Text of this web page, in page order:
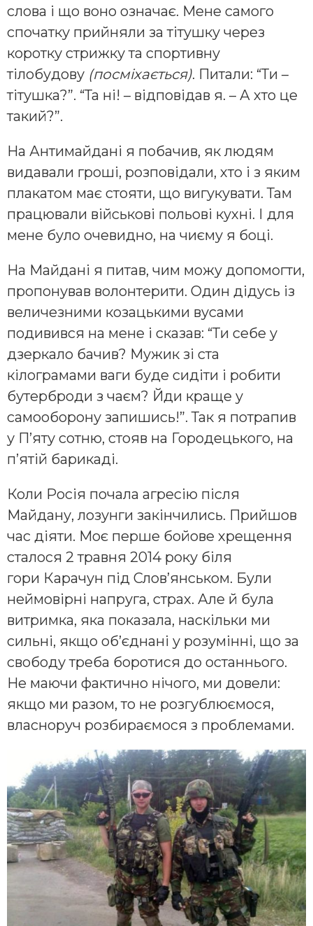
слова і що воно означає. Мене самого
спочатку прийняли за тітушку через
коротку стрижку та спортивну
тілобудову (посміхається). Питали: “Ти –
тітушка?”. “Та ні! – відповідав я. – А хто це
такий?”.
На Антимайдані я побачив, як людям
видавали гроші, розповідали, хто і з яким
плакатом має стояти, що вигукувати. Там
працювали військові польові кухні. І для
мене було очевидно, на чиєму я боці.
На Майдані я питав, чим можу допомогти,
пропонував волонтерити. Один дідусь із
величезними козацькими вусами
подивився на мене і сказав: “Ти себе у
дзеркало бачив? Мужик зі ста
кілограмами ваги буде сидіти і робити
бутерброди з чаєм? Йди краще у
самооборону запишись!”. Так я потрапив
у П’яту сотню, стояв на Городецького, на
п’ятій барикаді.
Коли Росія почала агресію після
Майдану, лозунги закінчились. Прийшов
час діяти. Моє перше бойове хрещення
сталося 2 травня 2014 року біля
гори Карачун під Слов’янськом. Були
неймовірні напруга, страх. Але й була
витримка, яка показала, наскільки ми
сильні, якщо об’єднані у розумінні, що за
свободу треба боротися до останнього.
Не маючи фактично нічого, ми довели:
якщо ми разом, то не розгублюємося,
власноруч розбираємося з проблемами.